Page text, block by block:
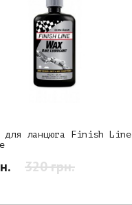
для ланцюга Finish Line
320 грн.